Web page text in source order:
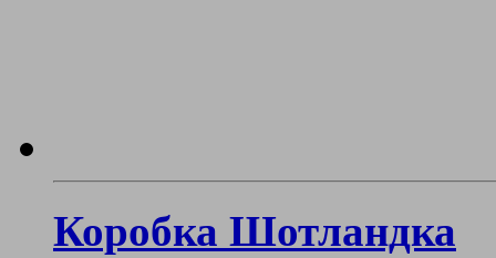
Коробка Шотландка